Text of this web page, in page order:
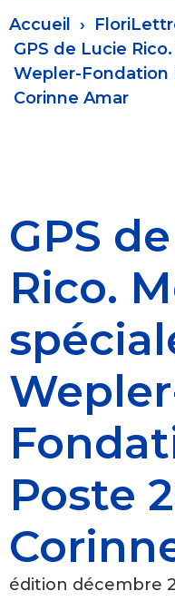
Fil
d'Ariane
Accueil
GPS de Lucie
Wepler-Fondation
Corinne Amar
GPS
Rico.
Poste
édition décembre